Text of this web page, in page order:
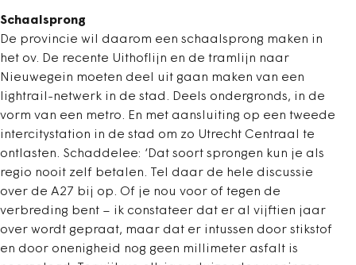
Schaalsprong
De provincie wil daarom een schaalsprong maken in
het ov. De recente Uithoflijn en de tramlijn naar
Nieuwegein moeten deel uit gaan maken van een
light­rail-netwerk in de stad. Deels ondergronds, in de
vorm van een metro. En met aansluiting op een tweede
intercity­station in de stad om zo Utrecht Centraal te
ontlasten. Schaddelee: ‘Dat soort sprongen kun je als
regio nooit zelf betalen. Tel daar de hele discussie
over de A27 bij op. Of je nou voor of tegen de
verbreding bent – ik constateer dat er al vijftien jaar
over wordt gepraat, maar dat er intussen door stikstof
en door onenigheid nog geen millimeter asfalt is